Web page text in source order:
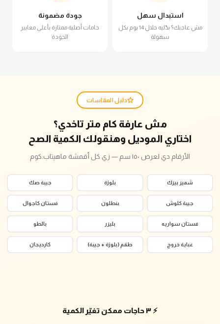
استبدال سهل
مش عاجبك؟ بدّليه خلال 14 يوم بكل
سهولة
جودة مضمونة
خامات أصلية ممتازة بأعلى معايير
الجودة
دليل المقاسات
مش عارفة كام متر تاخدي؟
اختاري الموديل وهنقولك الكمية الصح
الأرقام دي لعرض ١٥٠ سم — زي كل أقمشة ماهيتاب.كوم
شميز بيزك بلوزة جيبة صك
جيبة كلوش بنطلون فستان كاجوال
فستان سواريه بليزر بالطو
عباية خروج طقم (بلوزة + جيبة) كارديجان
⚡ ٣ حاجات ممكن تغيّر الكمية